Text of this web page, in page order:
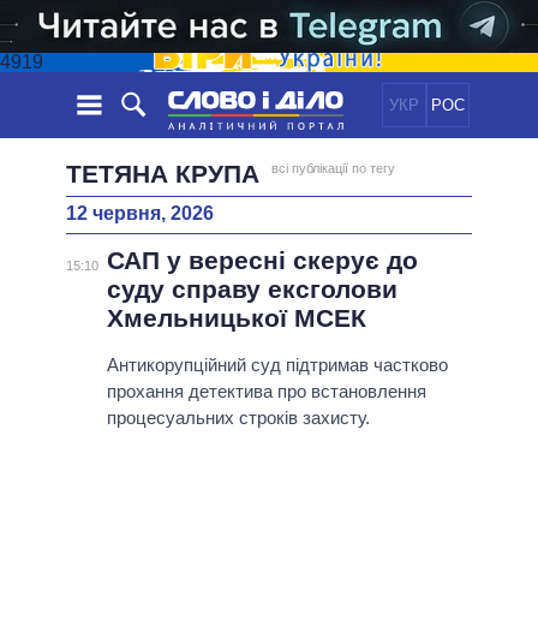
4919
УКР РОС
НОВИНИ
СТРІЧКА
ПОДІЇ
СТАТТІ
ДУМКИ
ОГЛЯДИ
ДАЙДЖЕСТИ
ЕКОНОМІКА
СУСПІЛЬСТВО
СВІТ
ПОЛIТИКИ
УСІ ПОЛІТИКИ
ПРЕЗИДЕНТ І ОФІС
ВЕРХОВНА РАДА
ІНФОГРАФІКА
ВІДЕО
ПІДТРИМАТИ
ТЕТЯНА КРУПА всі публікації по тегу
12 червня, 2026
15:10 САП у вересні скерує до
суду справу ексголови
Хмельницької МСЕК
Антикорупційний суд підтримав частково
прохання детектива про встановлення
процесуальних строків захисту.